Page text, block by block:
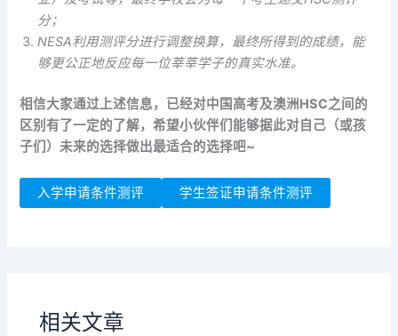
分；
NESA利用测评分进行调整换算，最终所得到的成绩，能
够更公正地反应每一位莘莘学子的真实水准。
相信大家通过上述信息，已经对中国高考及澳洲HSC之间的
区别有了一定的了解，希望小伙伴们能够据此对自己（或孩
子们）未来的选择做出最适合的选择吧~
入学申请条件测评 学生签证申请条件测评
相关文章